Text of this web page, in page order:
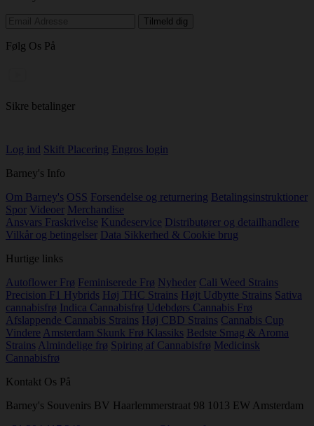
Følg Os På
Sikre betalinger
Log ind Skift Placering Engros login
Barney's Info
Om Barney's OSS Forsendelse og returnering Betalingsinstruktioner
Spor Videoer Merchandise
Ansvars Fraskrivelse Kundeservice Distributører og detailhandlere
Vilkår og betingelser Data Sikkerhed & Cookie brug
Hurtige links
Autoflower Frø Feminiserede Frø Nyheder Cali Weed Strains
Precision F1 Hybrids Høj THC Strains Højt Udbytte Strains Sativa
cannabisfrø Indica Cannabisfrø Udebdørs Cannabis Frø
Afslappende Cannabis Strains Høj CBD Strains Cannabis Cup
Vindere Amsterdam Skunk Frø Klassiks Bedste Smag & Aroma
Strains Almindelige frø Spiring af Cannabisfrø Medicinsk
Cannabisfrø
Kontakt Os På
Barney's Souvenirs BV Haarlemmerstraat 98 1013 EW Amsterdam